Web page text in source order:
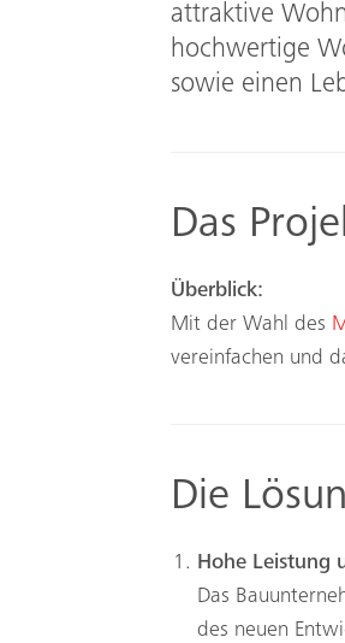
attraktive
hochwertige
sowie einen
Das
Überblick:
Mit der Wahl des
vereinfachen und
Die
Hohe Leistung
Das
des neuen